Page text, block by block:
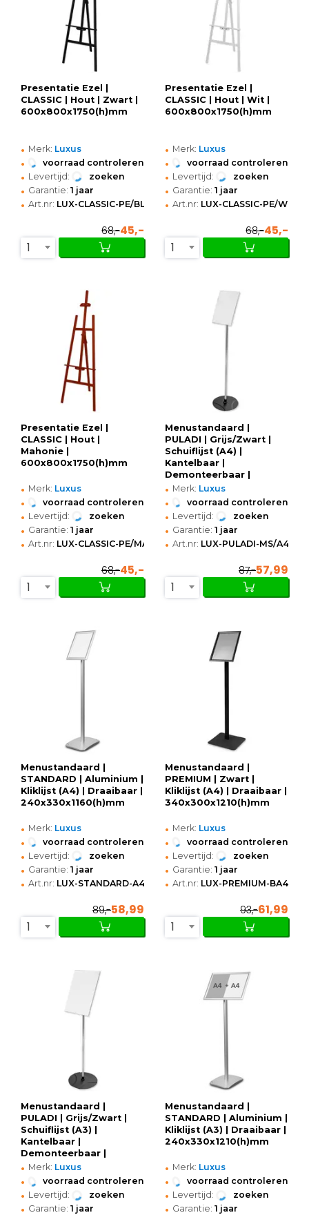
Presentatie Ezel |
CLASSIC | Hout | Zwart |
600x800x1750(h)mm
• Merk: Luxus
• voorraad controleren
• Levertijd: zoeken
• Garantie: 1 jaar
• Art.nr: LUX-CLASSIC-PE/BL
68,-45,-
1
Presentatie Ezel |
CLASSIC | Hout | Wit |
600x800x1750(h)mm
• Merk: Luxus
• voorraad controleren
• Levertijd: zoeken
• Garantie: 1 jaar
• Art.nr: LUX-CLASSIC-PE/WT
68,-45,-
1
Presentatie Ezel |
CLASSIC | Hout |
Mahonie |
600x800x1750(h)mm
• Merk: Luxus
• voorraad controleren
• Levertijd: zoeken
• Garantie: 1 jaar
• Art.nr: LUX-CLASSIC-PE/MA
68,-45,-
1
Menustandaard |
PULADI | Grijs/Zwart |
Schuiflijst (A4) |
Kantelbaar |
Demonteerbaar |
Ø270x1140(h)mm
• Merk: Luxus
• voorraad controleren
• Levertijd: zoeken
• Garantie: 1 jaar
• Art.nr: LUX-PULADI-MS/A4
87,-57,99
1
Menustandaard |
STANDARD | Aluminium |
Kliklijst (A4) | Draaibaar |
240x330x1160(h)mm
• Merk: Luxus
• voorraad controleren
• Levertijd: zoeken
• Garantie: 1 jaar
• Art.nr: LUX-STANDARD-A4
89,-58,99
1
Menustandaard |
PREMIUM | Zwart |
Kliklijst (A4) | Draaibaar |
340x300x1210(h)mm
• Merk: Luxus
• voorraad controleren
• Levertijd: zoeken
• Garantie: 1 jaar
• Art.nr: LUX-PREMIUM-BA4
93,-61,99
1
Menustandaard |
PULADI | Grijs/Zwart |
Schuiflijst (A3) |
Kantelbaar |
Demonteerbaar |
Ø330x1200(h)mm
• Merk: Luxus
• voorraad controleren
• Levertijd: zoeken
• Garantie: 1 jaar
Menustandaard |
STANDARD | Aluminium |
Kliklijst (A3) | Draaibaar |
240x330x1210(h)mm
• Merk: Luxus
• voorraad controleren
• Levertijd: zoeken
• Garantie: 1 jaar